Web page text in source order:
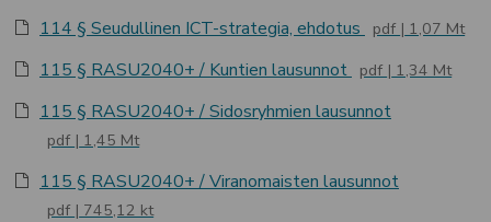
114 § Seudullinen ICT-strategia, ehdotus pdf 1,07 Mt
115 § RASU2040+ / Kuntien lausunnot pdf 1,34 Mt
115 § RASU2040+ / Sidosryhmien lausunnot
pdf 1,45 Mt
115 § RASU2040+ / Viranomaisten lausunnot
pdf 745,12 kt